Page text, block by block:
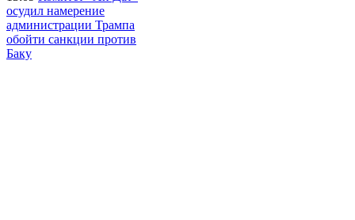
осудил намерение
администрации Трампа
обойти санкции против
Баку